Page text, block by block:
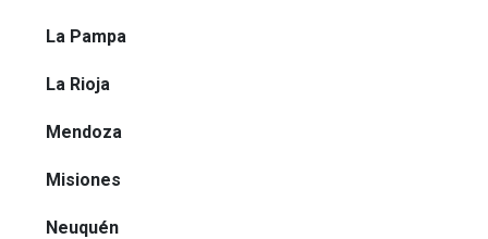
La Pampa
La Rioja
Mendoza
Misiones
Neuquén